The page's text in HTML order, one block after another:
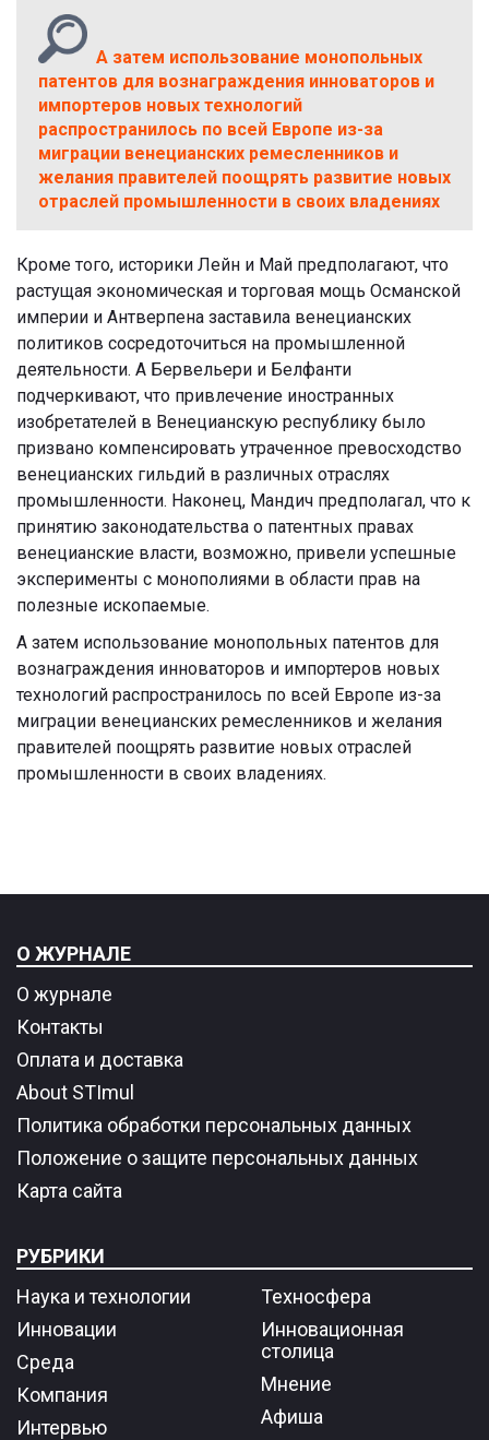
А затем использование монопольных
патентов для вознаграждения инноваторов и
импортеров новых технологий
распространилось по всей Европе из-за
миграции венецианских ремесленников и
желания правителей поощрять развитие новых
отраслей промышленности в своих владениях
Кроме того, историки Лейн и Май предполагают, что
растущая экономическая и торговая мощь Османской
империи и Антверпена заставила венецианских
политиков сосредоточиться на промышленной
деятельности. А Бервельери и Белфанти
подчеркивают, что привлечение иностранных
изобретателей в Венецианскую республику было
призвано компенсировать утраченное превосходство
венецианских гильдий в различных отраслях
промышленности. Наконец, Мандич предполагал, что к
принятию законодательства о патентных правах
венецианские власти, возможно, привели успешные
эксперименты с монополиями в области прав на
полезные ископаемые.
А затем использование монопольных патентов для
вознаграждения инноваторов и импортеров новых
технологий распространилось по всей Европе из-за
миграции венецианских ремесленников и желания
правителей поощрять развитие новых отраслей
промышленности в своих владениях.
О ЖУРНАЛЕ
О журнале
Контакты
Оплата и доставка
About STImul
Политика обработки персональных данных
Положение о защите персональных данных
Карта сайта
РУБРИКИ
Наука и технологии
Инновации
Среда
Компания
Интервью
Техносфера
Инновационная
столица
Мнение
Афиша